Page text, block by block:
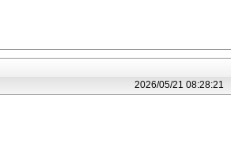
2026/05/21 08:28:21